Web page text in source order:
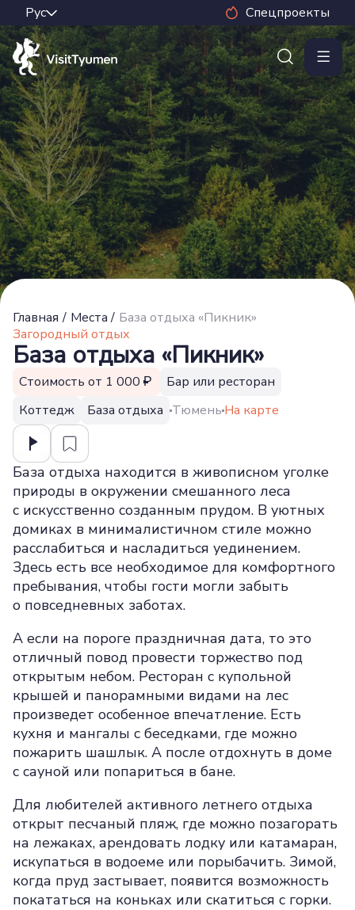
Спецпроекты
Главная / Места / База отдыха «Пикник»
Загородный отдых
База отдыха «Пикник»
Стоимость от 1 000
Бар или ресторан
Коттедж
База отдыха Тюмень На карте
База отдыха находится в живописном уголке
природы в окружении смешанного леса
с искусственно созданным прудом. В уютных
домиках в минималистичном стиле можно
расслабиться и насладиться уединением.
Здесь есть все необходимое для комфортного
пребывания, чтобы гости могли забыть
о повседневных заботах.
А если на пороге праздничная дата, то это
отличный повод провести торжество под
открытым небом. Ресторан с купольной
крышей и панорамными видами на лес
произведет особенное впечатление. Есть
кухня и мангалы с беседками, где можно
пожарить шашлык. А после отдохнуть в доме
с сауной или попариться в бане.
Для любителей активного летнего отдыха
открыт песчаный пляж, где можно позагорать
на лежаках, арендовать лодку или катамаран,
искупаться в водоеме или порыбачить. Зимой,
когда пруд застывает, появится возможность
покататься на коньках или скатиться с горки.